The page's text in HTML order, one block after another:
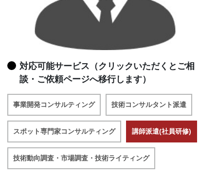
対応可能サービス（クリックいただくとご相
談・ご依頼ページへ移行します）
事業開発コンサルティング 技術コンサルタント派遣
スポット専門家コンサルティング 講師派遣(社員研修)
技術動向調査・市場調査・技術ライティング